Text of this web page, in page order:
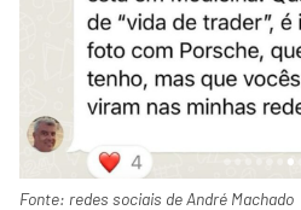
Fonte: redes sociais de André Machado